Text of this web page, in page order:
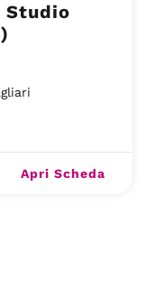
Studio
Apri Scheda